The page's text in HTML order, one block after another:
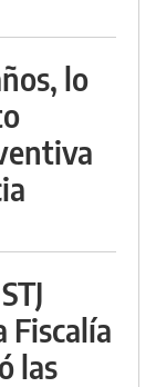
lo
Fiscalía
las